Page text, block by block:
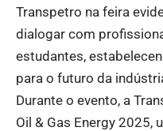
Transpetro na feira
dialogar com
estudantes,
para o futuro da
Durante o evento, a
Oil & Gas Energy 2025,